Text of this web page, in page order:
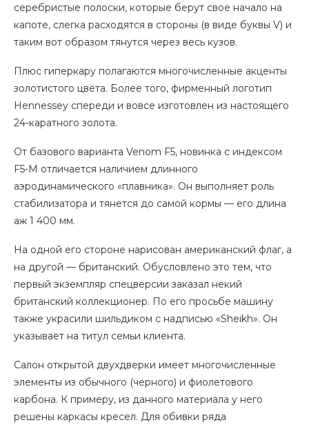
серебристые полоски, которые берут свое начало на
капоте, слегка расходятся в стороны (в виде буквы V) и
таким вот образом тянутся через весь кузов.
Плюс гиперкару полагаются многочисленные акценты
золотистого цвета. Более того, фирменный логотип
Hennessey спереди и вовсе изготовлен из настоящего
24-каратного золота.
От базового варианта Venom F5, новинка с индексом
F5-M отличается наличием длинного
аэродинамического «плавника». Он выполняет роль
стабилизатора и тянется до самой кормы — его длина
аж 1 400 мм.
На одной его стороне нарисован американский флаг, а
на другой — британский. Обусловлено это тем, что
первый экземпляр спецверсии заказал некий
британский коллекционер. По его просьбе машину
также украсили шильдиком с надписью «Sheikh». Он
указывает на титул семьи клиента.
Салон открытой двухдверки имеет многочисленные
элементы из обычного (черного) и фиолетового
карбона. К примеру, из данного материала у него
решены каркасы кресел. Для обивки ряда